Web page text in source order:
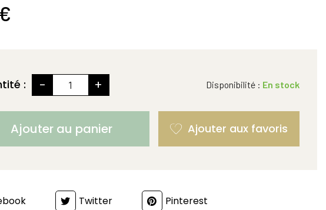
: - + Disponibilité : En stock
Ajouter au panier
Twitter Pinterest